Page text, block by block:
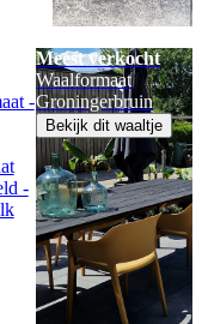
-
-
Meest verkocht
Waalformaat
Groningerbruin
Bekijk dit waaltje